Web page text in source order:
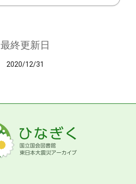
最終更新日
2020/12/31